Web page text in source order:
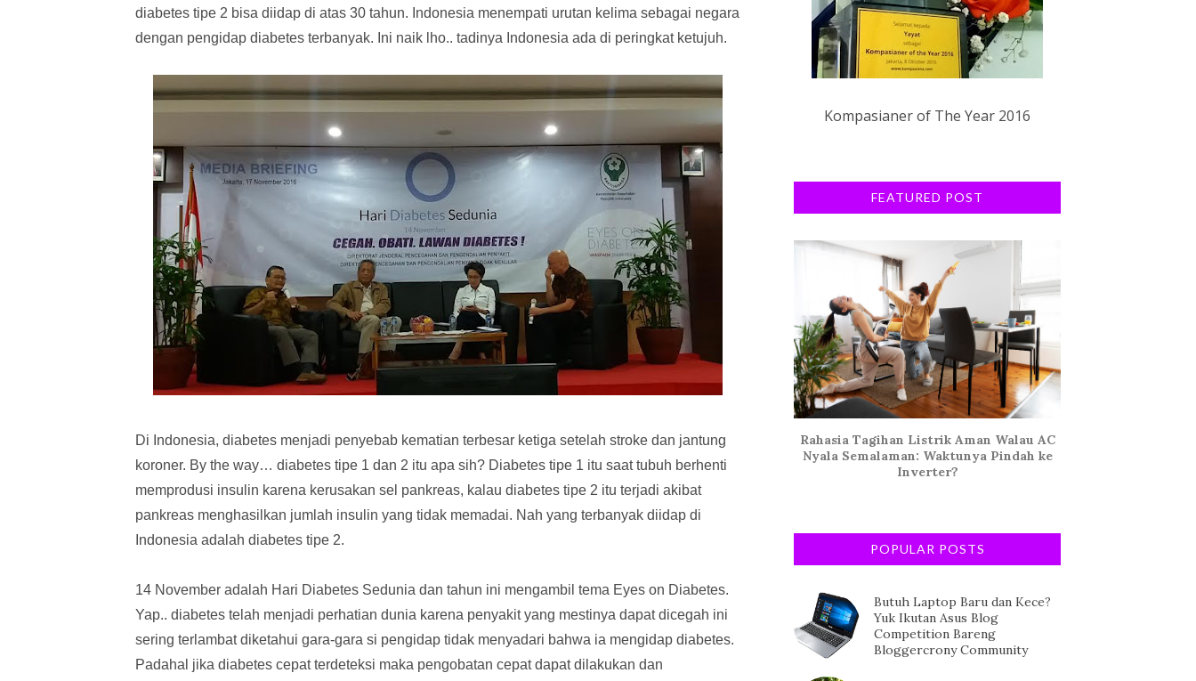
diabetes tipe 2 bisa diidap di atas 30 tahun. Indonesia menempati urutan kelima sebagai negara
dengan pengidap diabetes terbanyak. Ini naik lho.. tadinya Indonesia ada di peringkat ketujuh.
Di Indonesia, diabetes menjadi penyebab kematian terbesar ketiga setelah stroke dan jantung
koroner. By the way… diabetes tipe 1 dan 2 itu apa sih? Diabetes tipe 1 itu saat tubuh berhenti
memprodusi insulin karena kerusakan sel pankreas, kalau diabetes tipe 2 itu terjadi akibat
pankreas menghasilkan jumlah insulin yang tidak memadai. Nah yang terbanyak diidap di
Indonesia adalah diabetes tipe 2.
14 November adalah Hari Diabetes Sedunia dan tahun ini mengambil tema Eyes on Diabetes.
Yap.. diabetes telah menjadi perhatian dunia karena penyakit yang mestinya dapat dicegah ini
sering terlambat diketahui gara-gara si pengidap tidak menyadari bahwa ia mengidap diabetes.
Padahal jika diabetes cepat terdeteksi maka pengobatan cepat dapat dilakukan dan
Kompasianer of The Year 2016
FEATURED POST
Rahasia Tagihan Listrik Aman Walau AC
Nyala Semalaman: Waktunya Pindah ke
Inverter?
POPULAR POSTS
Butuh Laptop Baru dan Kece?
Yuk Ikutan Asus Blog
Competition Bareng
Bloggercrony Community